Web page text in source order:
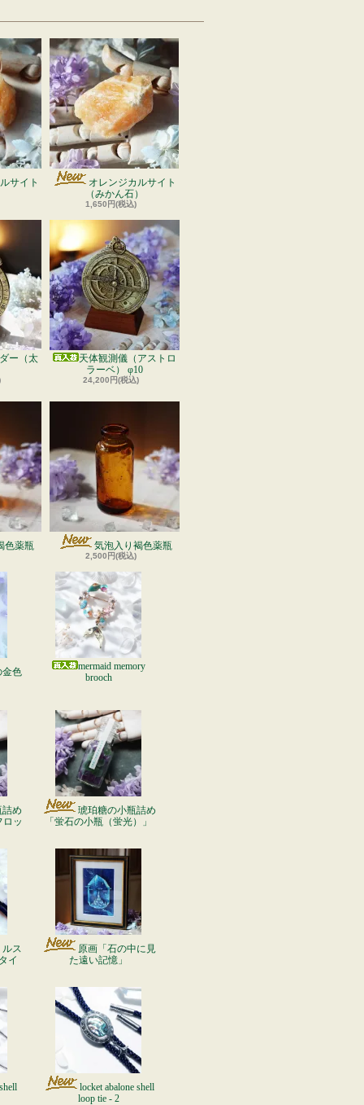
サイト
オレンジカルサイト
（みかん石）
1,650円(税込)
ー（太
天体観測儀（アストロ
ラーベ） φ10
24,200円(税込)
色薬瓶 気泡入り褐色薬瓶
2,500円(税込)
金色
mermaid memory
brooch
め
ッ
琥珀糖の小瓶詰め
「蛍石の小瓶（蛍光）」
ス
イ
原画「石の中に見
た遠い記憶」
locket abalone shell
loop tie - 2